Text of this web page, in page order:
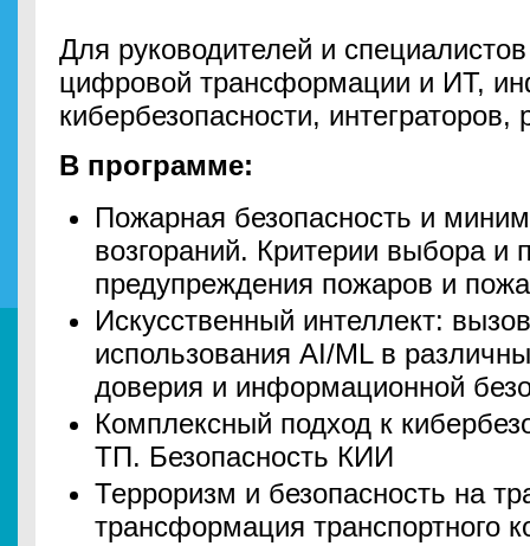
Для руководителей и
цифровой трансформации и ИТ,
кибербезопасности, интеграторов,
В программе:
Пожарная безопасность и
возгораний. Критерии выбора и
предупреждения пожаров и
Искусственный интеллект:
использования AI/ML в
доверия и информационной
Комплексный подход к
ТП. Безопасность КИИ
Терроризм и безопасность на
трансформация транспортного